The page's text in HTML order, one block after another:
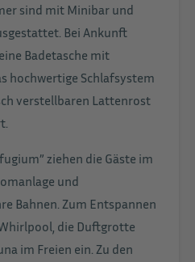
sind mit Minibar und
Bei Ankunft
Badetasche mit
hochwertige Schlafsystem
verstellbaren Lattenrost
ziehen die Gäste im
und
Bahnen. Zum Entspannen
die Duftgrotte
im Freien ein. Zu den